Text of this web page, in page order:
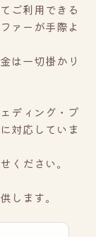
ご利用できる
ァーが手際よ
は一切掛かり
ディング・プ
対応していま
ください。
します。